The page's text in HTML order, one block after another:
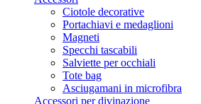
Ciotole decorative
Portachiavi e medaglioni
Magneti
Specchi tascabili
Salviette per occhiali
Tote bag
Asciugamani in microfibra
Accessori per divinazione